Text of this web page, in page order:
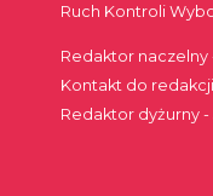
Ruch Kontroli
Redaktor naczelny
Kontakt do
Redaktor dyżurny -